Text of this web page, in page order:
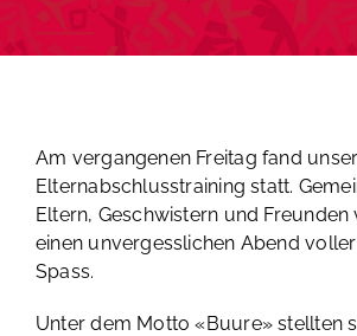
Am vergangenen Freitag fand
Elternabschlusstraining statt.
Eltern, Geschwistern und
einen unvergesslichen Abend
Spass.
Unter dem Motto «Buure» stellten